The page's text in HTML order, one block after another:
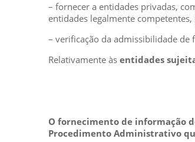
– fornecer a entidades privadas,
entidades legalmente
– verificação da admissibilidade de
Relativamente às entidades
O fornecimento de informação
Procedimento Administrativo